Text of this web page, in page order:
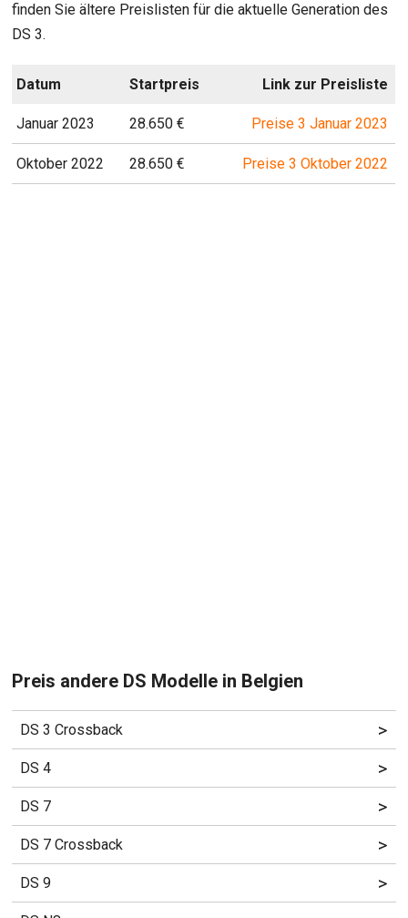
finden Sie ältere Preislisten für die aktuelle Generation des
DS 3.
Datum Startpreis Link zur Preisliste
Januar 2023 28.650 € Preise 3 Januar 2023
Oktober 2022 28.650 € Preise 3 Oktober 2022
Preis andere DS Modelle in Belgien
DS 3 Crossback >
DS 4 >
DS 7 >
DS 7 Crossback >
DS 9 >